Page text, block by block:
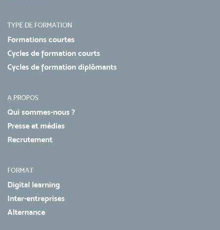
TYPE DE FORMATION
Formations courtes
Cycles de formation courts
Cycles de formation diplômants
A PROPOS
Qui sommes-nous ?
Presse et médias
Recrutement
FORMAT
Digital learning
Inter-entreprises
Alternance